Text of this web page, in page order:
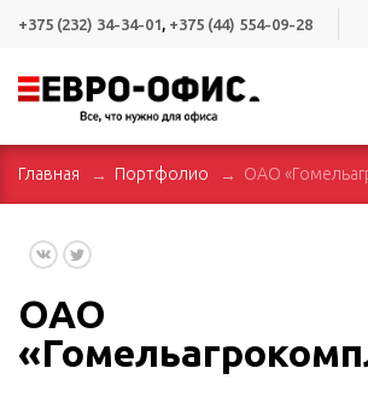
+375 (232) 34-34-01, +375 (44) 554-09-28
Главная Портфолио ОАО
ОАО